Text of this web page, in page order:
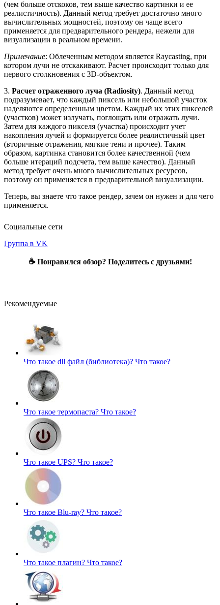
(чем больше отскоков, тем выше качество картинки и ее
реалистичность). Данный метод требует достаточно много
вычислительных мощностей, поэтому он чаще всего
применяется для предварительного рендера, нежели для
визуализации в реальном времени.
Примечание: Облеченным методом является Raycasting, при
котором лучи не отскакивают. Расчет происходит только для
первого столкновения с 3D-объектом.
3. Расчет отраженного луча (Radiosity). Данный метод
подразумевает, что каждый пиксель или небольшой участок
наделяются определенным цветом. Каждый их этих пикселей
(участков) может излучать, поглощать или отражать лучи.
Затем для каждого пикселя (участка) происходит учет
накопления лучей и формируется более реалистичный цвет
(вторичные отражения, мягкие тени и прочее). Таким
образом, картинка становится более качественной (чем
больше итераций подсчета, тем выше качество). Данный
метод требует очень много вычислительных ресурсов,
поэтому он применяется в предварительной визуализации.
Теперь, вы знаете что такое рендер, зачем он нужен и для чего
применяется.
Социальные сети
Группа в VK
☕ Понравился обзор? Поделитесь с друзьями!
Рекомендуемые
Что такое dll файл (библиотека)? Что такое?
Что такое термопаста? Что такое?
Что такое UPS? Что такое?
Что такое Blu-ray? Что такое?
Что такое плагин? Что такое?